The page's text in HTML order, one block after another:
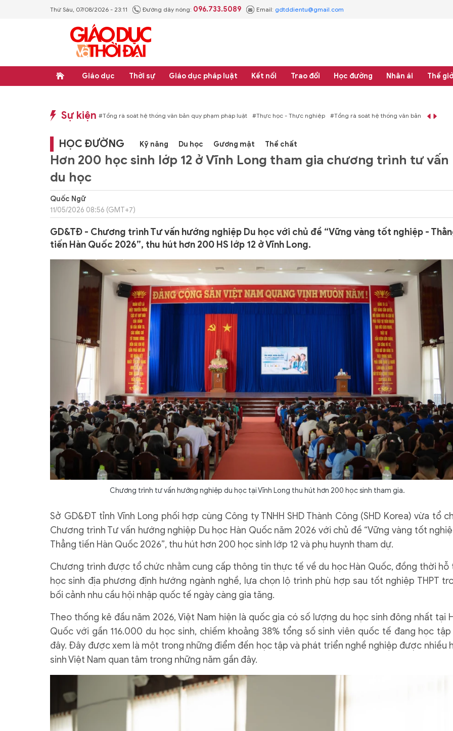
Thứ Sáu, 07/08/2026 - 23:11 Đường dây nóng: 096.733.5089 Email: gdtddientu@gmail.com
Giáo dục Thời sự Giáo dục pháp luật Kết nối Trao đổi Học đường Nhân ái Thế
Sự kiện
#Thực học - Thực nghiệp #Tổng rà soát hệ thống văn bản quy phạm pháp luật #Thực học - Thực nghiệp #Tổng rà soát hệ thống văn bản quy phạm
HỌC ĐƯỜNG Kỹ năng Du học Gương mặt Thể chất
Hơn 200 học sinh lớp 12 ở Vĩnh Long tham gia chương trình tư vấn
du học
Quốc Ngữ
11/05/2026 08:56 (GMT+7)
GD&TĐ - Chương trình Tư vấn hướng nghiệp Du học với chủ đề “Vững vàng tốt nghiệp -
tiến Hàn Quốc 2026”, thu hút hơn 200 HS lớp 12 ở Vĩnh Long.
Chương trình tư vấn hướng nghiệp du học tại Vĩnh Long thu hút hơn 200 học sinh tham gia.
Sở GD&ĐT tỉnh Vĩnh Long phối hợp cùng Công ty TNHH SHD Thành Công (SHD Korea) vừa tổ
Chương trình Tư vấn hướng nghiệp Du học Hàn Quốc năm 2026 với chủ đề “Vững vàng tốt
Thẳng tiến Hàn Quốc 2026”, thu hút hơn 200 học sinh lớp 12 và phụ huynh tham dự.
Chương trình được tổ chức nhằm cung cấp thông tin thực tế về du học Hàn Quốc, đồng thời hỗ
học sinh địa phương định hướng ngành nghề, lựa chọn lộ trình phù hợp sau tốt nghiệp THPT
bối cảnh nhu cầu hội nhập quốc tế ngày càng gia tăng.
Theo thống kê đầu năm 2026, Việt Nam hiện là quốc gia có số lượng du học sinh đông nhất tại
Quốc với gần 116.000 du học sinh, chiếm khoảng 38% tổng số sinh viên quốc tế đang học
đây. Đây được xem là một trong những điểm đến học tập và phát triển nghề nghiệp được nhiều
sinh Việt Nam quan tâm trong những năm gần đây.